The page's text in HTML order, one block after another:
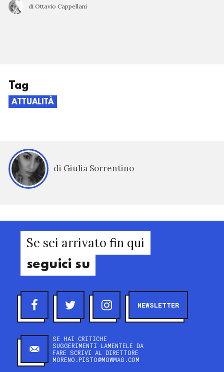
di Ottavio Cappellani
Tag
ATTUALITÀ
di Giulia Sorrentino
Se sei arrivato fin qui
seguici su
NEWSLETTER
SE HAI CRITICHE
SUGGERIMENTI LAMENTELE DA
FARE SCRIVI AL DIRETTORE
MORENO.PISTO@MOWMAG.COM